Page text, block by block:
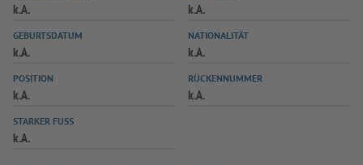
SPIELPLUS
k.A. k.A.
GEBURTSDATUM
k.A.
NATIONALITÄT
k.A.
POSITION
k.A.
RÜCKENNUMMER
k.A.
STARKER FUSS
k.A.